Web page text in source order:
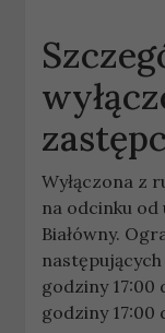
Wyłączona z
na odcinku
Białówny.
godziny 17:00
godziny 17:00